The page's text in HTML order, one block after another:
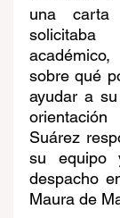
una
solicitaba
sobre qué
ayudar a
Suárez
su
despacho
Maura de